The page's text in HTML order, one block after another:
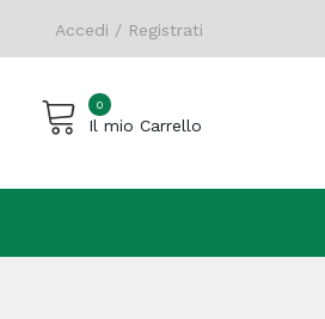
Accedi / Registrati
0
Il mio Carrello